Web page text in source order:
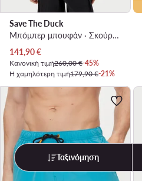
Save The Duck
Μπόμπερ μπουφάν · Σκούρο μπλε
Τρέχουσα τιμή
141,90€
Κανονική τιμή260,00 €-45%
Η χαμηλότερη τιμή179,90 €-21%
Ταξινόμηση